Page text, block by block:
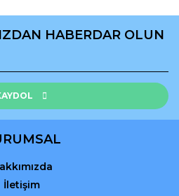
bilgiler bulunuyor.
daha pahalı.
olmalı.
Gönder
HABERDAR OLUN
İletişim